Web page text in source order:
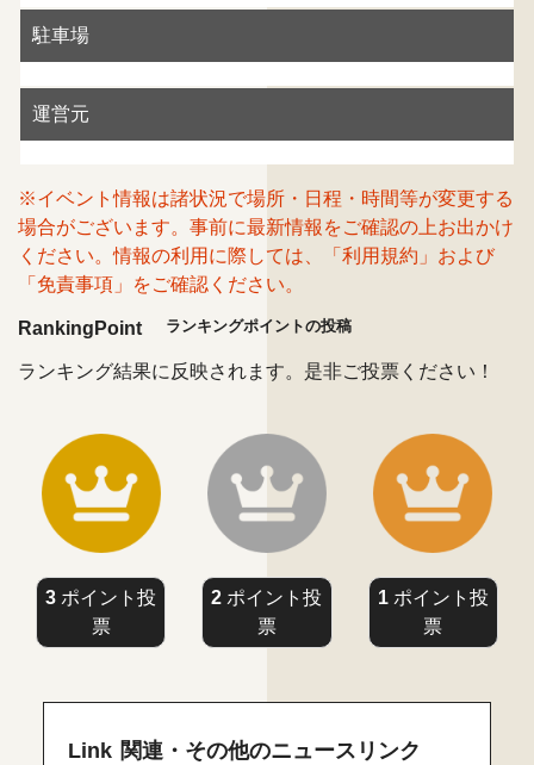
駐車場
運営元
※イベント情報は諸状況で場所・日程・時間等が変更する
場合がございます。事前に最新情報をご確認の上お出かけ
ください。情報の利用に際しては、「利用規約」および
「免責事項」をご確認ください。
RankingPoint ランキングポイントの投稿
ランキング結果に反映されます。是非ご投票ください！
3 ポイント投
票
2 ポイント投
票
1ポイント投
票
Link 関連・その他のニュースリンク